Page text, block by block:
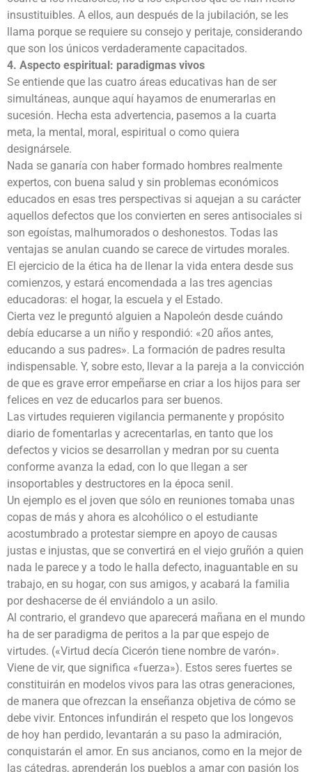
insustituibles. A ellos, aun después de la jubilación, se les
llama porque se requiere su consejo y peritaje, considerando
que son los únicos verdaderamente capacitados.
4. Aspecto espiritual: paradigmas vivos
Se entiende que las cuatro áreas educativas han de ser
simultáneas, aunque aquí hayamos de enumerarlas en
sucesión. Hecha esta advertencia, pasemos a la cuarta
meta, la mental, moral, espiritual o como quiera
designársele.
Nada se ganaría con haber formado hombres realmente
expertos, con buena salud y sin problemas económicos
educados en esas tres perspectivas si aquejan a su carácter
aquellos defectos que los convierten en seres antisociales si
son egoístas, malhumorados o deshonestos. Todas las
ventajas se anulan cuando se carece de virtudes morales.
El ejercicio de la ética ha de llenar la vida entera desde sus
comienzos, y estará encomendada a las tres agencias
educadoras: el hogar, la escuela y el Estado.
Cierta vez le preguntó alguien a Napoleón desde cuándo
debía educarse a un niño y respondió: «20 años antes,
educando a sus padres». La formación de padres resulta
indispensable. Y, sobre esto, llevar a la pareja a la convicción
de que es grave error empeñarse en criar a los hijos para ser
felices en vez de educarlos para ser buenos.
Las virtudes requieren vigilancia permanente y propósito
diario de fomentarlas y acrecentarlas, en tanto que los
defectos y vicios se desarrollan y medran por su cuenta
conforme avanza la edad, con lo que llegan a ser
insoportables y destructores en la época senil.
Un ejemplo es el joven que sólo en reuniones tomaba unas
copas de más y ahora es alcohólico o el estudiante
acostumbrado a protestar siempre en apoyo de causas
justas e injustas, que se convertirá en el viejo gruñón a quien
nada le parece y a todo le halla defecto, inaguantable en su
trabajo, en su hogar, con sus amigos, y acabará la familia
por deshacerse de él enviándolo a un asilo.
Al contrario, el grandevo que aparecerá mañana en el mundo
ha de ser paradigma de peritos a la par que espejo de
virtudes. («Virtud decía Cicerón tiene nombre de varón».
Viene de vir, que significa «fuerza»). Estos seres fuertes se
constituirán en modelos vivos para las otras generaciones,
de manera que ofrezcan la enseñanza objetiva de cómo se
debe vivir. Entonces infundirán el respeto que los longevos
de hoy han perdido, levantarán a su paso la admiración,
conquistarán el amor. En sus ancianos, como en la mejor de
las cátedras, aprenderán los pueblos a amar con pasión los